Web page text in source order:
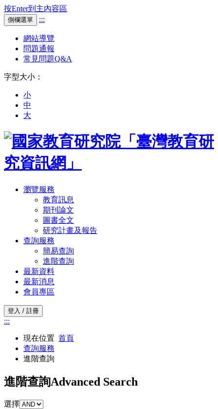
按Enter到主內容區
側欄選單 :::
網站導覽
問題通報
常見問題Q&A
字型大小：
小
中
大
瀏覽服務
教育訊息
期刊論文
圖書全文
研究計畫及報告
查詢服務
簡易查詢
進階查詢
最新資料
最新消息
會員專區
登入 / 註冊
:::
現在位置 首頁
查詢服務
進階查詢
進階查詢Advanced Search
選擇